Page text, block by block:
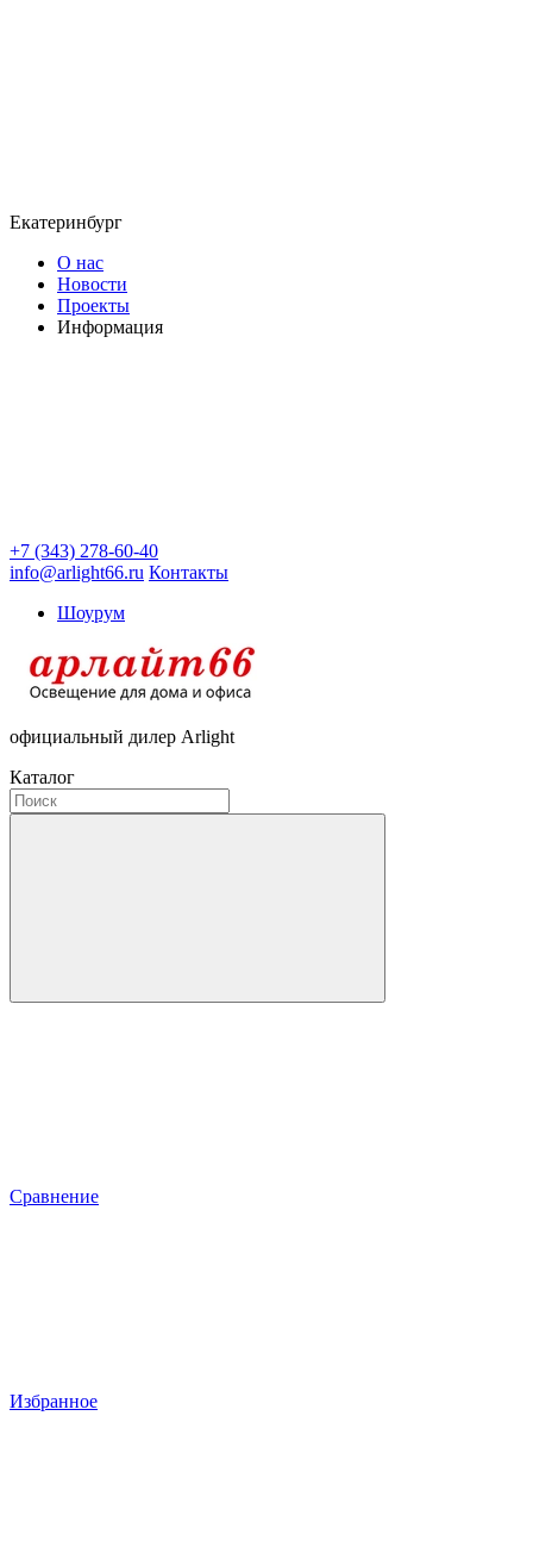
Екатеринбург
О нас
Новости
Проекты
Информация
+7 (343) 278-60-40
info@arlight66.ru Контакты
Шоурум
официальный дилер Arlight
Каталог
Сравнение
Избранное